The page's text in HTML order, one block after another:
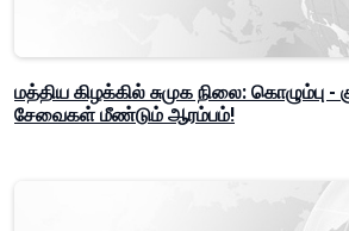
மத்திய கிழக்கில் சுமுக நிலை: கொழும்பு
சேவைகள் மீண்டும் ஆரம்பம்!